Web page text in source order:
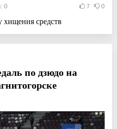
0 7 0
средств
по дзюдо на